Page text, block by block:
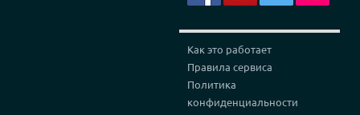
Как это работает
Правила сервиса
Политика
конфиденциальности